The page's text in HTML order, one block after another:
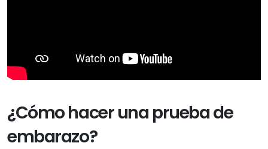
¿Cómo hacer una prueba de
embarazo?